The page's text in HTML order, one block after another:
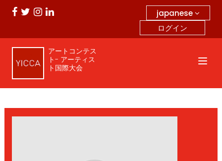
japanese
ログイン
アートコンテス
ト- アーティス
ト国際大会